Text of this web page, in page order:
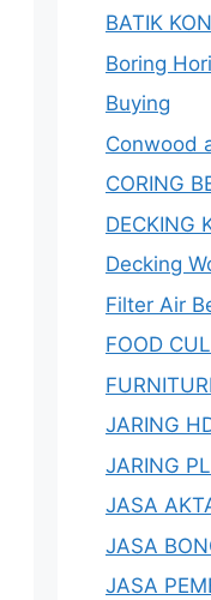
BATIK
Boring
Buying
Conwood
CORING
DECKING
Decking
Filter Air
FOOD
JARING
JARING
JASA
JASA
JASA